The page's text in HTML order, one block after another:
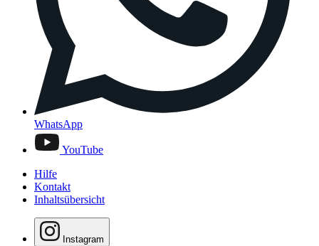
WhatsApp
YouTube
Hilfe
Kontakt
Inhaltsübersicht
Instagram